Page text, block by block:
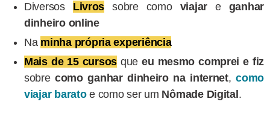
Diversos
Livros sobre como viajareganhar
dinheiro online
Na minha própria experiência
Mais de 15 cursos queeu mesmo comprei e fiz
sobrecomo ganhar dinheiro na internet,como
viajar baratoe como ser um Nômade Digital .